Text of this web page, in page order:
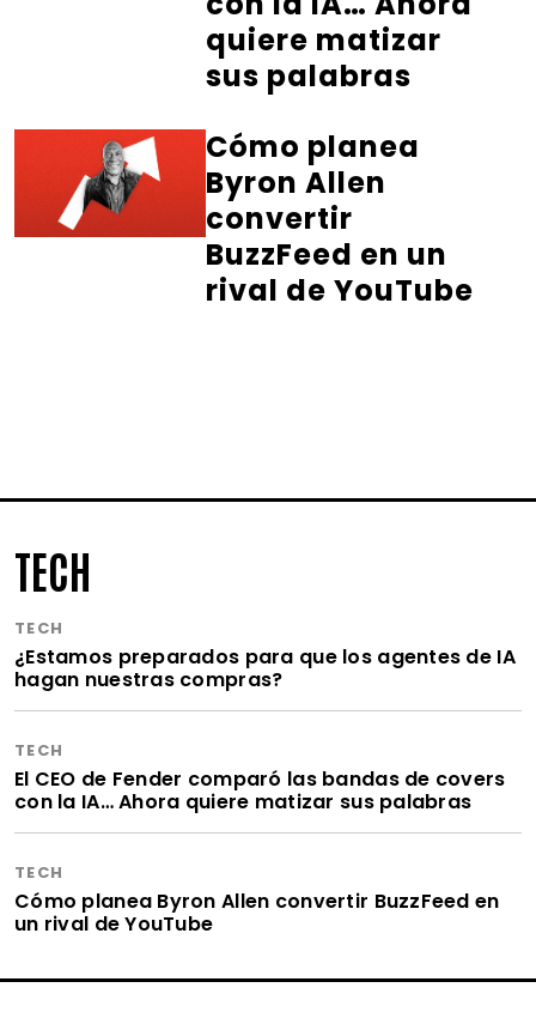
quiere matizar
sus palabras
Cómo planea
Byron Allen
convertir
BuzzFeed en un
rival de YouTube
TECH
TECH
¿Estamos preparados para que los agentes de IA
hagan nuestras compras?
TECH
El CEO de Fender comparó las bandas de covers
con la IA… Ahora quiere matizar sus palabras
TECH
Cómo planea Byron Allen convertir BuzzFeed en
un rival de YouTube